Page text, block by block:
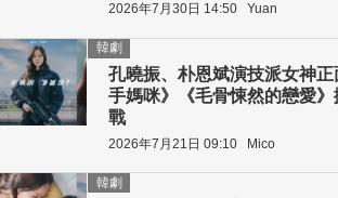
2026年7月30日 14:50 Yuan
孔曉振、朴恩斌演技派女神
手媽咪》《毛骨悚然的戀愛
戰
韓劇
2026年7月21日 09:10 Mico
韓劇